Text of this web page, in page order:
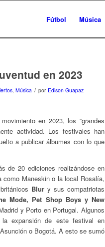
Fútbol Música
en 2023
, Música / por Edison Guapaz
en 2023, los “grandes
actividad. Los festivales han
a publicar álbumes con lo que
de 20 ediciones realizándose en
Maneskin o la local Rosalía,
Blur y sus compatriotas
Mode, Pet Shop Boys y New
y Porto en Portugal. Algunos
expansión de este festival en
o Bogotá. A esto se sumó